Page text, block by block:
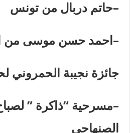
–حاتم دربال من تونس
– احمد حسن موسى من
جائزة نجيبة الحمروني
–مسرحية “ذاكرة ”
الصنهاجي